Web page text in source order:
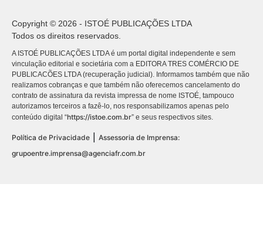
Copyright © 2026 - ISTOÉ PUBLICAÇÕES LTDA
Todos os direitos reservados.
A ISTOÉ PUBLICAÇÕES LTDA é um portal digital independente e sem
vinculação editorial e societária com a EDITORA TRES COMÉRCIO DE
PUBLICACÕES LTDA (recuperação judicial). Informamos também que não
realizamos cobranças e que também não oferecemos cancelamento do
contrato de assinatura da revista impressa de nome ISTOÉ, tampouco
autorizamos terceiros a fazê-lo, nos responsabilizamos apenas pelo
conteúdo digital “https://istoe.com.br” e seus respectivos sites.
Política de Privacidade
Assessoria de Imprensa:
grupoentre.imprensa@agenciafr.com.br